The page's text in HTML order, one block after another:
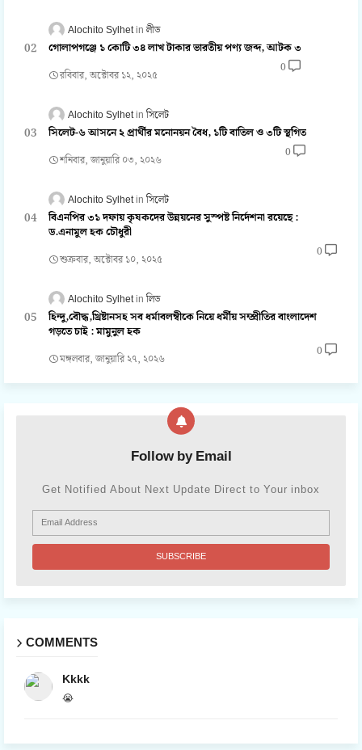
Alochito Sylhet লীড
গোলাপগঞ্জে ১ কোটি ৩৪ লাখ টাকার ভারতীয় পণ্য জব্দ, আটক ৩
রবিবার, অক্টোবর ১২, ২০২৫
0
Alochito Sylhet সিলেট
সিলেট-৬ আসনে ২ প্রার্থীর মনোনয়ন বৈধ, ১টি বাতিল ও ৩টি স্থগিত
শনিবার, জানুয়ারি ০৩, ২০২৬
0
Alochito Sylhet সিলেট
বিএনপির ৩১ দফায় কৃষকদের উন্নয়নের সুস্পষ্ট নির্দেশনা রয়েছে :
ড.এনামুল হক চৌধুরী
শুক্রবার, অক্টোবর ১০, ২০২৫
0
Alochito Sylhet লিড
হিন্দু,বৌদ্ধ,খ্রিষ্টানসহ সব ধর্মাবলম্বীকে নিয়ে ধর্মীয় সম্প্রীতির বাংলাদেশ
গড়তে চাই : মামুনুল হক
মঙ্গলবার, জানুয়ারি ২৭, ২০২৬
0
Follow by Email
Get Notified About Next Update Direct to Your inbox
COMMENTS
Kkkk
😭